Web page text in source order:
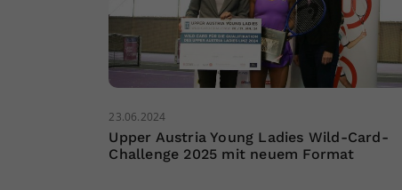
23.06.2024
Upper Austria Young Ladies Wild-Card-
Challenge 2025 mit neuem Format